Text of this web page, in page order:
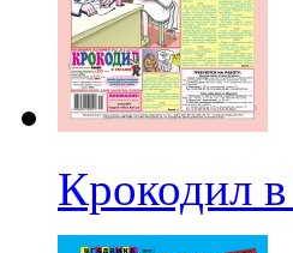
Крокодил в